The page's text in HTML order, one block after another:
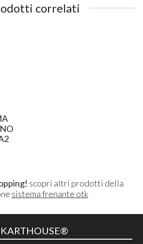
correlati
scopri altri prodotti della
sistema frenante otk
KARTHOUSE®